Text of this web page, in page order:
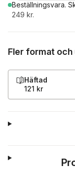
Beställningsvara.
249 kr.
Fler format
Häftad
121 kr